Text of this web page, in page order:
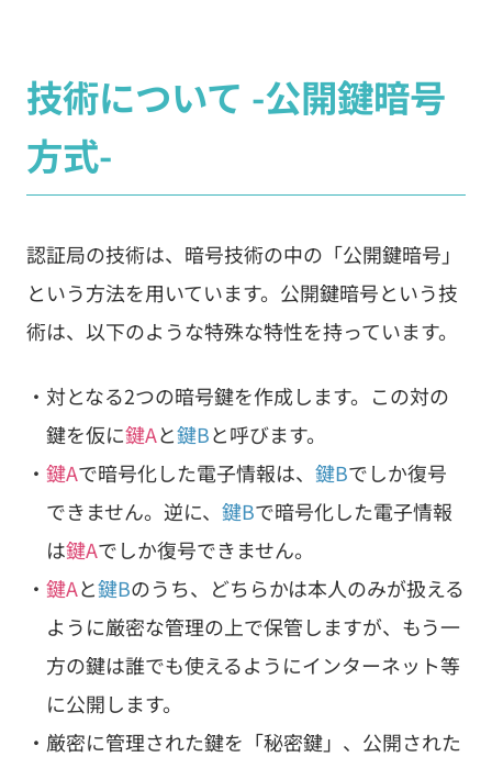
技術について -公開鍵暗号
方式-
認証局の技術は、暗号技術の中の「公開鍵暗号」
という方法を用いています。公開鍵暗号という技
術は、以下のような特殊な特性を持っています。
対となる2つの暗号鍵を作成します。この対の
鍵を仮に鍵Aと鍵Bと呼びます。
鍵Aで暗号化した電子情報は、 鍵Bでしか復号
できません。逆に、 鍵Bで暗号化した電子情報
は鍵Aでしか復号できません。
鍵Aと鍵Bのうち、どちらかは本人のみが扱える
ように厳密な管理の上で保管しますが、もう一
方の鍵は誰でも使えるようにインターネット等
に公開します。
厳密に管理された鍵を「秘密鍵」、公開された